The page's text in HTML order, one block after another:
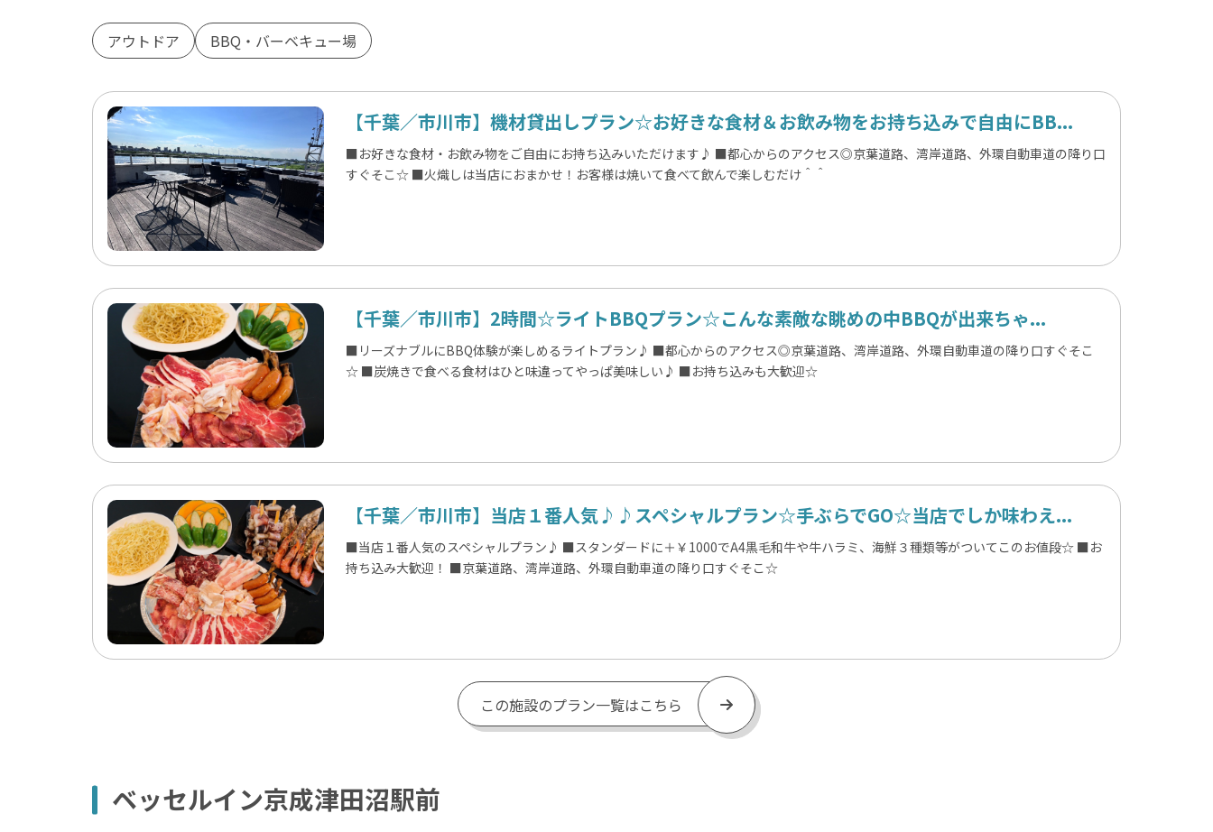
アウトドア BBQ・バーベキュー場
【千葉／市川市】機材貸出しプラン☆お好きな食材＆お飲み物をお持ち込みで自由にBB...
■お好きな食材・お飲み物をご自由にお持ち込みいただけます♪ ■都心からのアクセス◎京葉道路、湾岸道路、外環自動車道の降り口
すぐそこ☆ ■火熾しは当店におまかせ！お客様は焼いて食べて飲んで楽しむだけ＾＾
【千葉／市川市】2時間☆ライトBBQプラン☆こんな素敵な眺めの中BBQが出来ちゃ...
■リーズナブルにBBQ体験が楽しめるライトプラン♪ ■都心からのアクセス◎京葉道路、湾岸道路、外環自動車道の降り口すぐそこ
☆ ■炭焼きで食べる食材はひと味違ってやっぱ美味しい♪ ■お持ち込みも大歓迎☆
【千葉／市川市】当店１番人気♪♪スペシャルプラン☆手ぶらでGO☆当店でしか味わえ...
■当店１番人気のスペシャルプラン♪ ■スタンダードに＋￥1000でA4黒毛和牛や牛ハラミ、海鮮３種類等がついてこのお値段☆ ■お
持ち込み大歓迎！ ■京葉道路、湾岸道路、外環自動車道の降り口すぐそこ☆
この施設のプラン一覧はこちら
ベッセルイン京成津田沼駅前